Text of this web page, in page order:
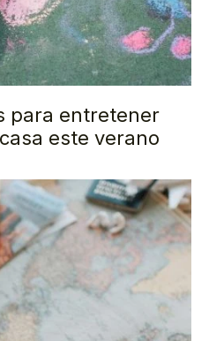
para entretener
este verano